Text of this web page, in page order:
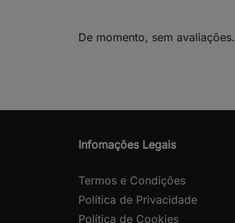
De momento, sem avaliações.
Infomações Legais
Termos e Condições
Política de Privacidade
Política de Cookies